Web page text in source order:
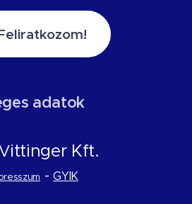
adatok
ittinger Kft.
-GYIK